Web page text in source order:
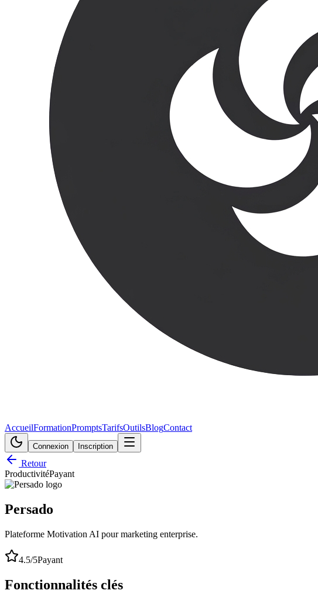
AccueilFormationPromptsTarifsOutilsBlogContact
Connexion Inscription
Retour
ProductivitéPayant
Persado
Plateforme Motivation AI pour marketing enterprise.
4.5/5Payant
Fonctionnalités clés